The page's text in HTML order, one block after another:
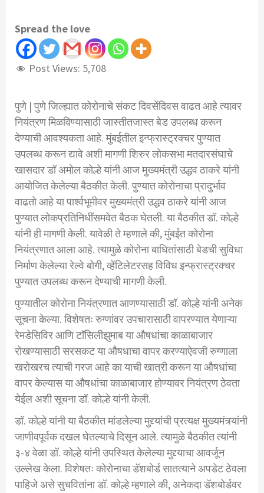
Spread the love
Post Views: 5,708
पुणे | पुणे जिल्ह्यात कोरोनाचे संकट दिवसेंदिवस वाढत आहे त्यावर
नियंत्रण मिळविण्यासाठी जास्तीतजास्त बेड उपलब्ध करून
देण्याची आवश्यकता आहे. मुंबईतील इन्फ्रास्ट्रक्चर पुण्यात
उपलब्ध करून द्यावे अशी मागणी शिरुर लोकसभा मतदारसंघाचे
खासदार डॉ अमोल कोल्हे यांनी आज मुख्यमंत्री उद्धव ठाकरे यांनी
आयोजित केलेल्या बैठकीत केली. पुण्यात कोरोनाचा प्रादुर्भाव
वाढतो आहे या पार्श्वभूमीवर मुख्यमंत्री उद्धव ठाकरे यांनी आज
पुण्यात लोकप्रतिनिधींसमवेत बैठक घेतली. या बैठकीत डॉ. कोल्हे
यांनी ही मागणी केली. यावेळी ते म्हणाले की, मुंबईत कोरोना
नियंत्रणात आला आहे. त्यामुळे कोरोना बाधितांसाठी बेडची सुविधा
निर्माण केलेल्या रेल्वे बोगी, व्हेंटिलेटरसह विविध इन्फ्रास्ट्रक्चर
पुण्यात उपलब्ध करून देण्याची मागणी केली.
पुण्यातील कोरोना नियंत्रणात आणण्यासाठी डॉ. कोल्हे यांनी अनेक
सूचना केल्या. विशेषतः रुग्णांवर उपचारासाठी वापरण्यात येणाऱ्या
रेमडेसिविर आणि टाॅसिलीझुमाब या औषधांचा काळाबाजार
रोखण्यासाठी सरसकट या औषधाचा वापर करण्याऐवजी रुग्णाला
खरोखरच त्याची गरज आहे का याची खात्री करून या औषधांचा
वापर केल्यास या औषधांचा काळाबाजार होण्यावर नियंत्रण ठेवता
येईल अशी सूचना डॉ. कोल्हे यांनी केली.
डॉ. कोल्हे यांनी या बैठकीत मांडलेल्या मुद्द्यांची प्रत्यक्ष मुख्यमंत्र्यांनी
जाणीवपूर्वक दखल घेतल्याचे दिसून आले. त्यामुळे बैठकीत त्यांनी
३-४ वेळा डॉ. कोल्हे यांनी उपस्थित केलेल्या मुद्द्याचा आवर्जून
उल्लेख केला. विशेषतः कोरोनाचा डॅशबोर्ड सातत्याने अपडेट ठेवला
पाहिजे असे सुचवितांना डॉ. कोल्हे म्हणाले की, अनेकदा डॅशबोर्डवर